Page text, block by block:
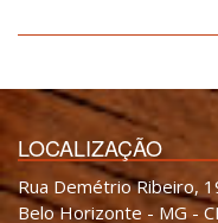
LOCALIZAÇÃO
Rua Demétrio Ribeiro,
Belo Horizonte - MG -